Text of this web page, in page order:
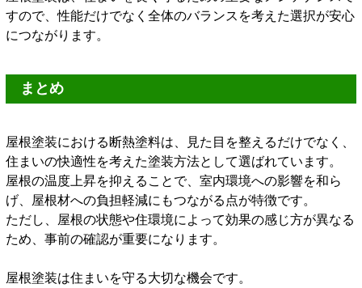
すので、性能だけでなく全体のバランスを考えた選択が安心
につながります。
まとめ
屋根塗装における断熱塗料は、見た目を整えるだけでなく、
住まいの快適性を考えた塗装方法として選ばれています。
屋根の温度上昇を抑えることで、室内環境への影響を和ら
げ、屋根材への負担軽減にもつながる点が特徴です。
ただし、屋根の状態や住環境によって効果の感じ方が異なる
ため、事前の確認が重要になります。
屋根塗装は住まいを守る大切な機会です。